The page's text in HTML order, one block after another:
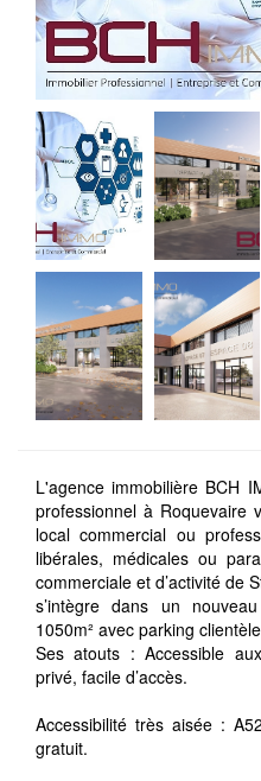
L'agence immobilière BCH
professionnel à Roquevaire
local commercial ou
libérales, médicales ou
commerciale et d’activité de
s’intègre dans un
1050m² avec parking
Ses atouts : Accessible
privé, facile d’accès.
Accessibilité très aisée :
gratuit.